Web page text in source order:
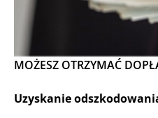
MOŻESZ OTRZYMAĆ
Uzyskanie